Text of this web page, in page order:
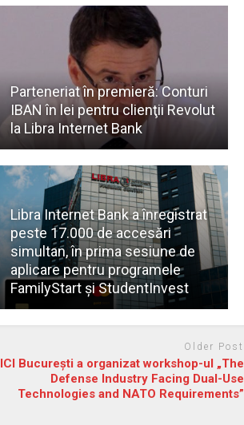
Parteneriat în premieră: Conturi
IBAN în lei pentru clienţii Revolut
la Libra Internet Bank
Libra Internet Bank a înregistrat
peste 17.000 de accesări
simultan, în prima sesiune de
aplicare pentru programele
FamilyStart și StudentInvest
Older Post
ICI București a organizat workshop-ul „The
Defense Industry Facing Dual-Use
Technologies and NATO Requirements”